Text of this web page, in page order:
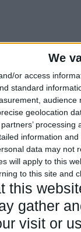
We
or access
standard
geolocation
information
data may not
will apply to this
to this site and
this
gather
visit or